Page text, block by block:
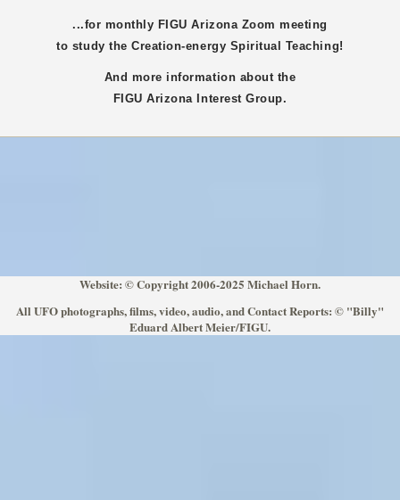
...for monthly FIGUArizona Zoom meeting
to study the Creation-energy Spiritual Teaching!
And more information about the
FIGUArizonaInterest Group.
Website: © Copyright 2006-2025 Michael Horn.
All UFO photographs, films, video, audio, and Contact Reports: © "Billy"
Eduard Albert Meier/FIGU.